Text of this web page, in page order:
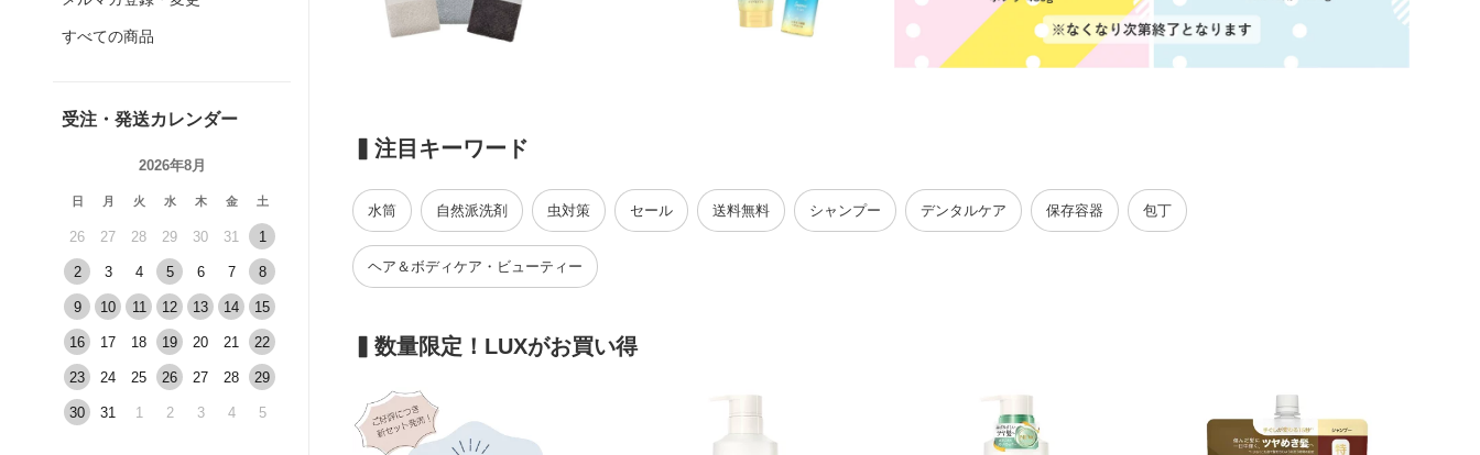
すべての商品
受注・発送カレンダー
2026年8月
日 月 火 水 木 金 土
26 27 28 29 30 31 1
2 3 4 5 6 7 8
9 10 11 12 13 14 15
16 17 18 19 20 21 22
23 24 25 26 27 28 29
30 31 1 2 3 4 5
▍注目キーワード
水筒 自然派洗剤 虫対策 セール 送料無料 シャンプー デンタルケア 保存容器 包丁
ヘア＆ボディケア・ビューティー
▍数量限定！LUXがお買い得